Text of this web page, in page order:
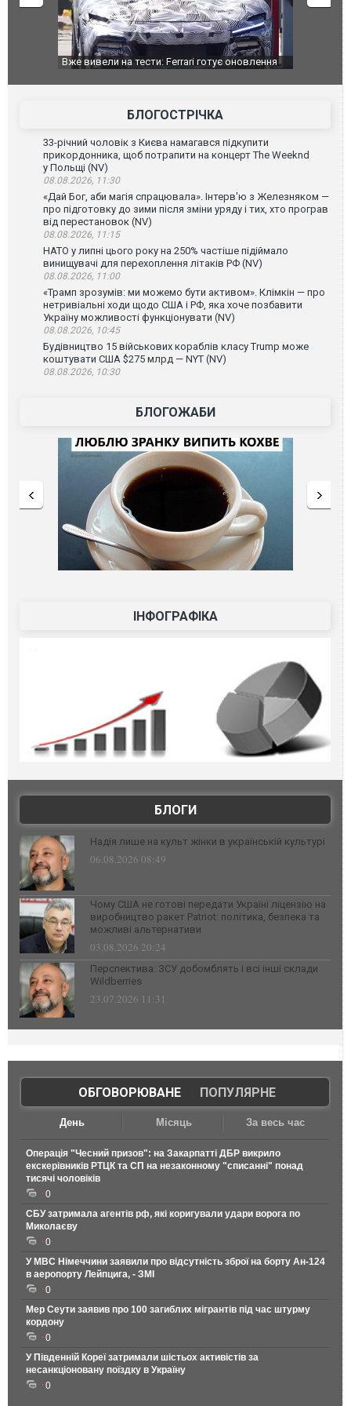
Вийшов трейлер нової екранізації легендарного
БЛОГОСТРІЧКА
33-річний чоловік з Києва намагався підкупити
прикордонника, щоб потрапити на концерт The Weeknd
у Польщі (NV)
08.08.2026, 11:30
«Дай Бог, аби магія спрацювала». Інтерв'ю з Железняком —
про підготовку до зими після зміни уряду і тих, хто програв
від перестановок (NV)
08.08.2026, 11:15
НАТО у липні цього року на 250% частіше підіймало
винищувачі для перехоплення літаків РФ (NV)
08.08.2026, 11:00
«Трамп зрозумів: ми можемо бути активом». Клімкін — про
нетривіальні ходи щодо США і РФ, яка хоче позбавити
Україну можливості функціонувати (NV)
08.08.2026, 10:45
Будівництво 15 військових кораблів класу Trump може
коштувати США $275 млрд — NYT (NV)
08.08.2026, 10:30
БЛОГОЖАБИ
ІНФОГРАФІКА
БЛОГИ
Надія лише на культ жінки в українській культурі
06.08.2026 08:49
Чому США не готові передати Україні ліцензію на
виробництво ракет Patriot: політика, безпека та
можливі альтернативи
03.08.2026 20:24
Перспектива: ЗСУ добомблять і всі інші склади
Wildberries
23.07.2026 11:31
ОБГОВОРЮВАНЕ| ПОПУЛЯРНЕ
День Місяць За весь час
Операція "Чесний призов": на Закарпатті ДБР викрило
екскерівників РТЦК та СП на незаконному "списанні" понад
тисячі чоловіків
0
СБУ затримала агентів рф, які коригували удари ворога по
Миколаєву
0
У МВС Німеччини заявили про відсутність зброї на борту Ан-124
в аеропорту Лейпцига, - ЗМІ
0
Мер Сеути заявив про 100 загиблих мігрантів під час штурму
кордону
0
У Південній Кореї затримали шістьох активістів за
несанкціоновану поїздку в Україну
0